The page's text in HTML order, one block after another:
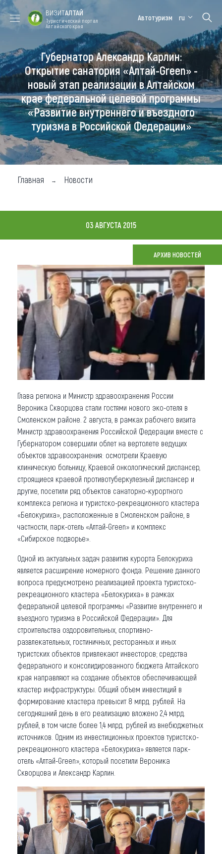
Форум VISIT
ALTAI
Цветение
маральника
Медицинский
форум
Алтайская
зимовка
Туры
Где побывать
Чем заняться
Где остановиться
Где поесть
Что привезти (сувениры)
О регионе
Коллекция впечатлений
Другие рубрики
ВИЗИТАЛТАЙ
Туристический портал
Алтайского края
Автотуризм ru
Губернатор Александр Карлин:
Открытие санатория «Алтай-Green» -
новый этап реализации в Алтайском
крае федеральной целевой программы
«Развитие внутреннего и въездного
туризма в Российской Федерации»
Главная Новости
03 АВГУСТА 2015
АРХИВ НОВОСТЕЙ
Глава региона и Министр здравоохранения России
Вероника Скворцова стали гостями нового эко-отеля в
Смоленском районе. 2 августа, в рамках рабочего визита
Министр здравоохранения Российской Федерации вместе с
Губернатором совершили облет на вертолете ведущих
объектов здравоохранения: осмотрели Краевую
клиническую больницу, Краевой онкологический диспансер,
строящиеся краевой противотуберкулезный диспансер и
другие, посетили ряд объектов санаторно-курортного
комплекса региона и туристско-рекреационного кластера
«Белокуриха», расположенные в Смоленском районе, в
частности, парк-отель «Алтай-Green» и комплекс
«Сибирское подворье».
Одной из актуальных задач развития курорта Белокуриха
является расширение номерного фонда. Решение данного
вопроса предусмотрено реализацией проекта туристско-
рекреационного кластера «Белокуриха» в рамках
федеральной целевой программы «Развитие внутреннего и
въездного туризма в Российской Федерации». Для
строительства оздоровительных, спортивно-
развлекательных, гостиничных, ресторанных и иных
туристских объектов привлекают инвесторов; средства
федерального и консолидированного бюджета Алтайского
края направляют на создание объектов обеспечивающей
кластер инфраструктуры. Общий объем инвестиций в
формирование кластера превысит 8 млрд. рублей. На
сегодняшний день в его реализацию вложено 2,4 млрд.
рублей, в том числе более 1,4 млрд. рублей из внебюджетных
источников. Одним из инвестиционных проектов туристско-
рекреационного кластера «Белокуриха» является парк-
отель «Алтай-Green», который посетили Вероника
Скворцова и Александр Карлин.